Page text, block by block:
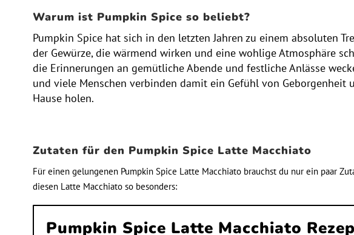
Warum ist Pumpkin Spice so beliebt?
Pumpkin Spice hat sich in den letzten Jahren zu einem absoluten
der Gewürze, die wärmend wirken und eine wohlige Atmosphäre
die Erinnerungen an gemütliche Abende und festliche Anlässe
und viele Menschen verbinden damit ein Gefühl von Geborgenheit
Hause holen.
Zutaten für den Pumpkin Spice Latte Macchiato
Für einen gelungenen Pumpkin Spice Latte Macchiato brauchst du nur ein paar
diesen Latte Macchiato so besonders:
Pumpkin Spice Latte Macchiato